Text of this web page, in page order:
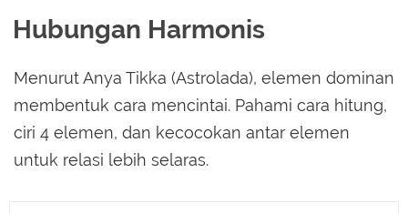
Hubungan Harmonis
Menurut Anya Tikka (Astrolada), elemen dominan
membentuk cara mencintai. Pahami cara hitung,
ciri 4 elemen, dan kecocokan antar elemen
untuk relasi lebih selaras.